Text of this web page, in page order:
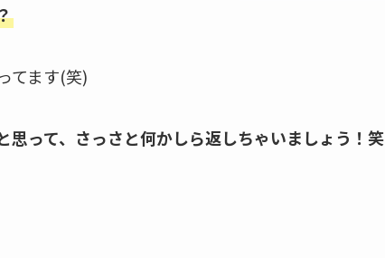
てます(笑)
思って、さっさと何かしら返しちゃいましょう！笑